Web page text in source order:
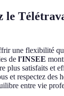
le
une flexibilité
de l'INSEE
plus satisfaits et
et respectez des
entre vie